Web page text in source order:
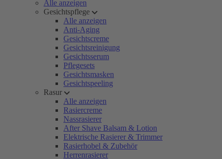
Alle anzeigen
Gesichtspflege
Alle anzeigen
Anti-Aging
Gesichtscreme
Gesichtsreinigung
Gesichtsserum
Pflegesets
Gesichtsmasken
Gesichtspeeling
Rasur
Alle anzeigen
Rasiercreme
Nassrasierer
After Shave Balsam & Lotion
Elektrische Rasierer & Trimmer
Rasierhobel & Zubehör
Herrenrasierer